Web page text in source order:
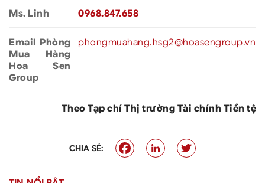
Ms. Linh 0968.847.658
Email Phòng
Mua Hàng
Hoa Sen
Group
phongmuahang.hsg2@hoasengroup.vn
Theo Tạp chí Thị trường Tài chính Tiền tệ
CHIA SẺ: